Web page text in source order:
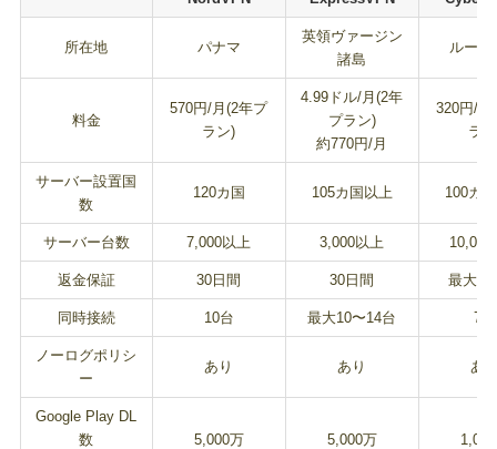
所在地 パナマ
英領ヴァージン
諸島
ルーマ
料金
570円/月(2年プ
ラン)
4.99ドル/月(2年
プラン)
約770円/月
320円/月
ラ
サーバー設置国
数
120カ国 105カ国以上 100カ
サーバー台数 7,000以上 3,000以上 10,000
返金保証 30日間 30日間 最大45
同時接続 10台 最大10〜14台 7台
ノーログポリシ
ー
あり あり あ
Google Play DL
数
5,000万
5,000万